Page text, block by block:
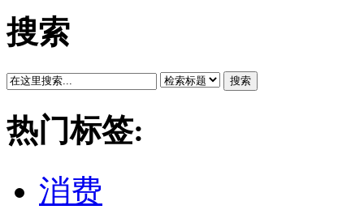
搜索
搜索
热门标签:
消费